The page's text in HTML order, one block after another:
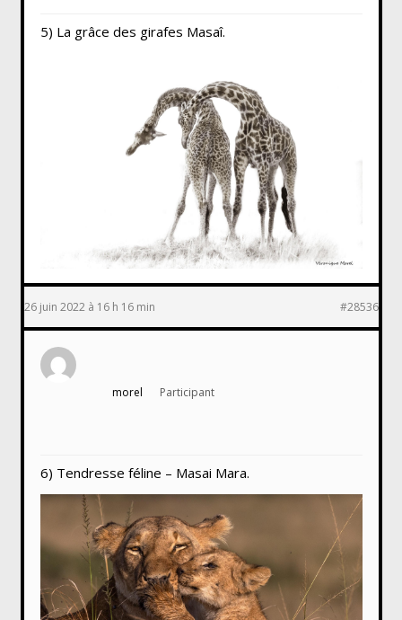
5) La grâce des girafes Masaî.
26 juin 2022 à 16 h 16 min #28536
morel Participant
6) Tendresse féline – Masai Mara.